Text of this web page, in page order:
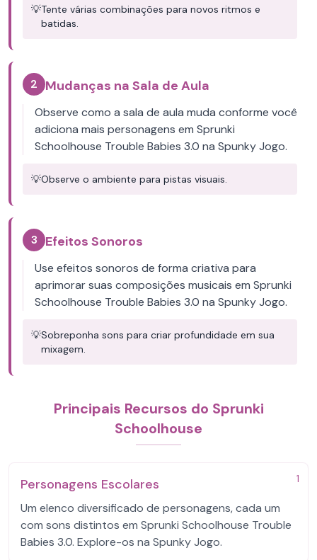
💡Tente várias combinações para novos ritmos e
batidas.
2 Mudanças na Sala de Aula
Observe como a sala de aula muda conforme você
adiciona mais personagens em Sprunki
Schoolhouse Trouble Babies 3.0 na Spunky Jogo.
💡Observe o ambiente para pistas visuais.
3 Efeitos Sonoros
Use efeitos sonoros de forma criativa para
aprimorar suas composições musicais em Sprunki
Schoolhouse Trouble Babies 3.0 na Spunky Jogo.
💡Sobreponha sons para criar profundidade em sua
mixagem.
Principais Recursos do Sprunki
Schoolhouse
1
Personagens Escolares
Um elenco diversificado de personagens, cada um
com sons distintos em Sprunki Schoolhouse Trouble
Babies 3.0. Explore-os na Spunky Jogo.